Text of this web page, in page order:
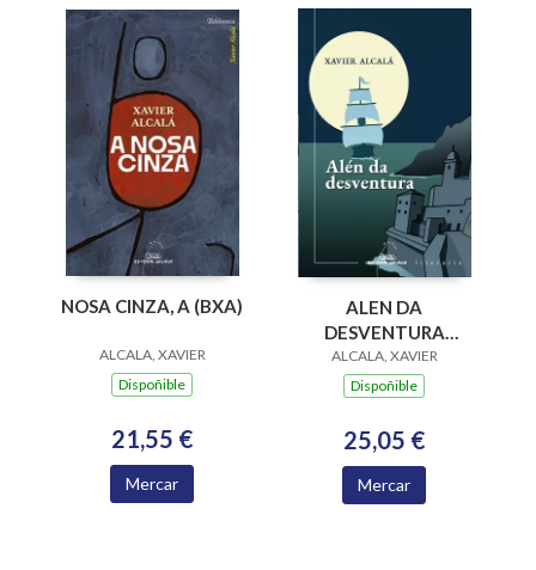
NOSA CINZA, A (BXA)
ALCALA, XAVIER
Dispoñible
21,55 €
Mercar
ALEN DA
DESVENTURA
(ILUSTRADO)
ALCALA, XAVIER
Dispoñible
25,05 €
Mercar